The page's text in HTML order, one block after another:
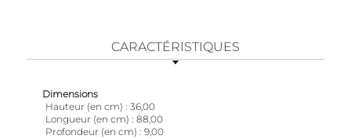
CARACTÉRISTIQUES
Dimensions
Hauteur (en cm)
36,00
Longueur (en cm)
88,00
Profondeur (en cm)
9,00